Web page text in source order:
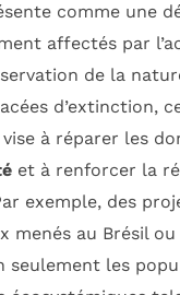
comme une
affectés par
de la
d’extinction,
à réparer les
et à renforcer la
exemple, des
menés au Brésil
les